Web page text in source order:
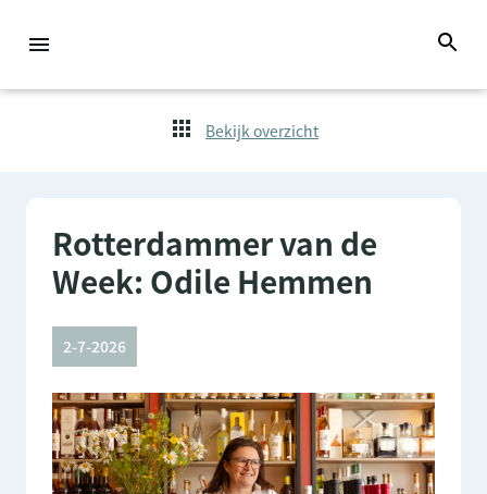
Bekijk overzicht
Rotterdammer van de
Week: Odile Hemmen
2-7-2026